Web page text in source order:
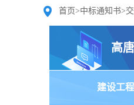
首页>中标通知书>
高
建设工程